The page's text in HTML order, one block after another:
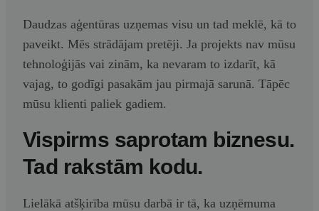
Daudzas aģentūras uzņemas visu un tad meklē, kā to
paveikt. Mēs strādājam pretēji. Ja projekts nav mūsu
tehnoloģijās vai zinām, ka nevaram to izdarīt, kā
vajag, to godīgi pasakām jau pirmajā sarunā. Tāpēc
mūsu klienti paliek gadiem.
Vispirms saprotam biznesu.
Tad rakstām kodu.
Lielākā atšķirība mūsu darbā ir tā, ka uzņēmuma